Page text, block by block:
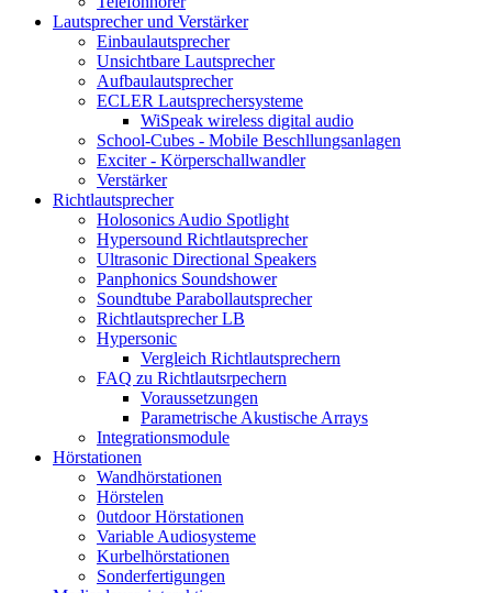
Lautsprecher und Verstärker
Einbaulautsprecher
Unsichtbare Lautsprecher
Aufbaulautsprecher
ECLER Lautsprechersysteme
WiSpeak wireless digital audio
School-Cubes - Mobile Beschllungsanlagen
Exciter - Körperschallwandler
Verstärker
Richtlautsprecher
Holosonics Audio Spotlight
Hypersound Richtlautsprecher
Ultrasonic Directional Speakers
Panphonics Soundshower
Soundtube Parabollautsprecher
Richtlautsprecher LB
Hypersonic
Vergleich Richtlautsprechern
FAQ zu Richtlautsrpechern
Voraussetzungen
Parametrische Akustische Arrays
Integrationsmodule
Hörstationen
Wandhörstationen
Hörstelen
0utdoor Hörstationen
Variable Audiosysteme
Kurbelhörstationen
Sonderfertigungen